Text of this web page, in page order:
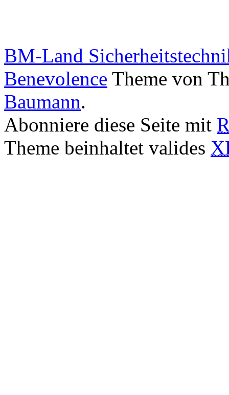
BM-Land
Benevolence Theme von
Baumann.
Abonniere diese Seite mit
Theme beinhaltet valides